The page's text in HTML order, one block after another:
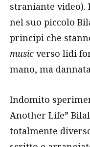
straniante video).
nel suo piccolo
principi che
music verso lidi
mano, ma
Indomito
Another Life”
totalmente